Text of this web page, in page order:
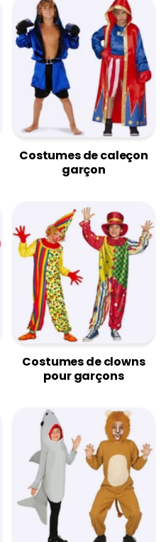
Costumes de caleçon
garçon
Costumes de clowns
pour garçons